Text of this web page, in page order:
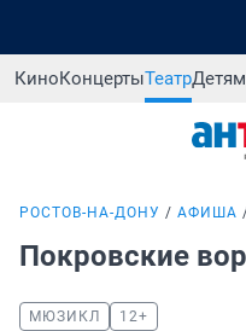
КиноКонцертыТеатрДетям
РОСТОВ-НА-ДОНУ АФИША
Покровские
МЮЗИКЛ 12+